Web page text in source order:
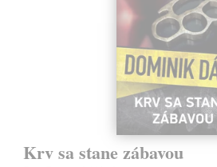
Krv sa stane zábavou